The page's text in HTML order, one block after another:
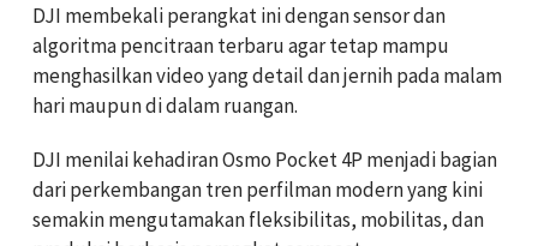
DJI membekali perangkat ini dengan sensor dan
algoritma pencitraan terbaru agar tetap mampu
menghasilkan video yang detail dan jernih pada malam
hari maupun di dalam ruangan.
DJI menilai kehadiran Osmo Pocket 4P menjadi bagian
dari perkembangan tren perfilman modern yang kini
semakin mengutamakan fleksibilitas, mobilitas, dan